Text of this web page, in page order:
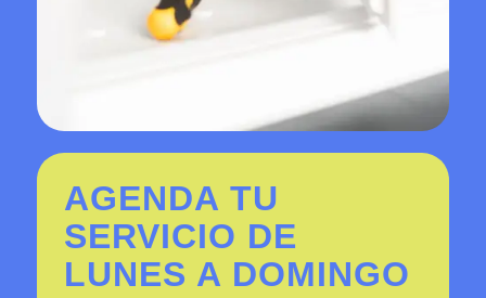
AGENDA TU
SERVICIO DE
LUNES A DOMINGO